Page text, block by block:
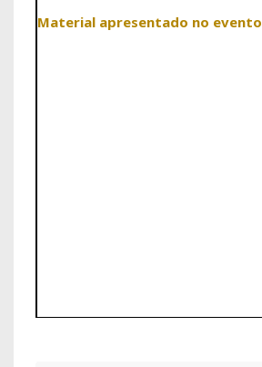
Material apresentado no evento